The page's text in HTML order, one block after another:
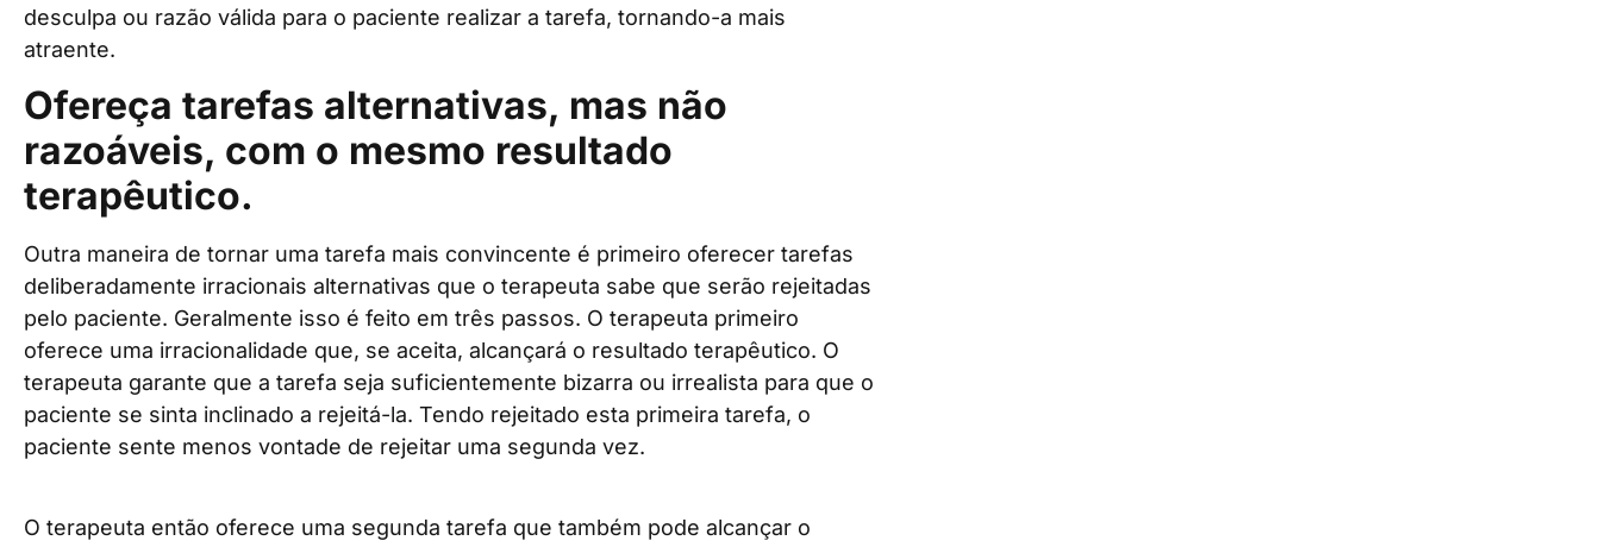
desculpa ou razão válida para o paciente realizar a tarefa, tornando-a mais
atraente.
Ofereça tarefas alternativas, mas não
razoáveis, com o mesmo resultado
terapêutico.
Outra maneira de tornar uma tarefa mais convincente é primeiro oferecer tarefas
deliberadamente irracionais alternativas que o terapeuta sabe que serão rejeitadas
pelo paciente. Geralmente isso é feito em três passos. O terapeuta primeiro
oferece uma irracionalidade que, se aceita, alcançará o resultado terapêutico. O
terapeuta garante que a tarefa seja suficientemente bizarra ou irrealista para que o
paciente se sinta inclinado a rejeitá-la. Tendo rejeitado esta primeira tarefa, o
paciente sente menos vontade de rejeitar uma segunda vez.
O terapeuta então oferece uma segunda tarefa que também pode alcançar o